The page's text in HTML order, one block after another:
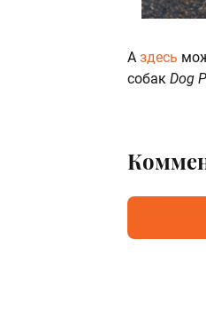
А здесь
собак Dog